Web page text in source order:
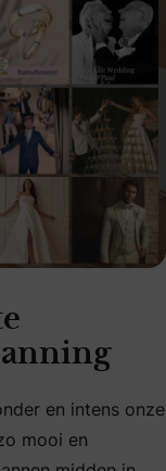
en intens onze
mooi en